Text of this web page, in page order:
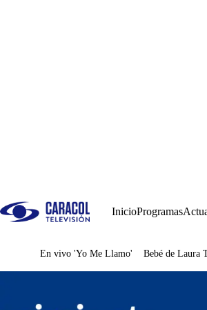
InicioProgramas
Juegos
En vivo 'Yo Me Llamo' Bebé de Laura